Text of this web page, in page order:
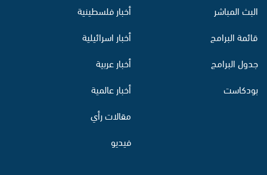
البث المباشر
قائمة البرامج
جدول البرامج
بودكاست
أخبار فلسطينية
أخبار اسرائيلية
أخبار عربية
أخبار عالمية
مقالات رأي
فيديو